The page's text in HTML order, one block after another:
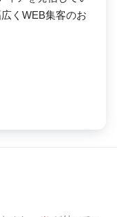
くWEB集客のお